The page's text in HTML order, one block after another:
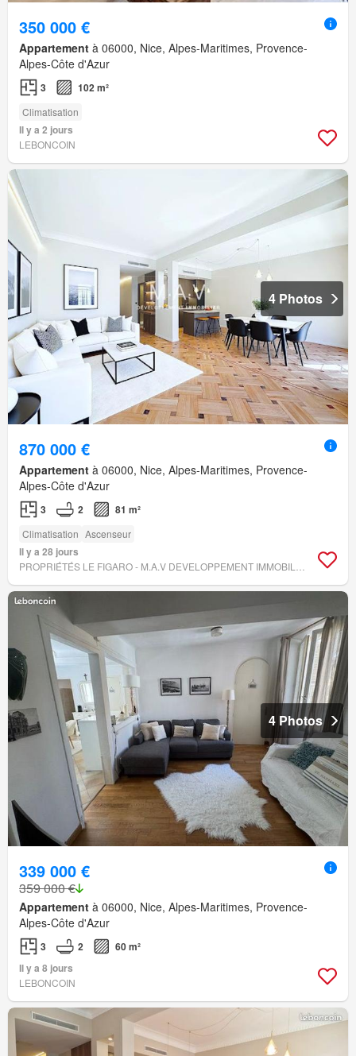
350 000 €
Appartement à 06000, Nice, Alpes-Maritimes, Provence-
Alpes-Côte d'Azur
3 102 m²
Climatisation
Il y a 2 jours
LEBONCOIN
4 Photos
870 000 €
Appartement à 06000, Nice, Alpes-Maritimes, Provence-
Alpes-Côte d'Azur
3 2 81 m²
Climatisation Ascenseur
Il y a 28 jours
4 Photos
339 000 €
359 000 €
Appartement à 06000, Nice, Alpes-Maritimes, Provence-
Alpes-Côte d'Azur
3 2
60 m²
Il y a 8 jours
LEBONCOIN